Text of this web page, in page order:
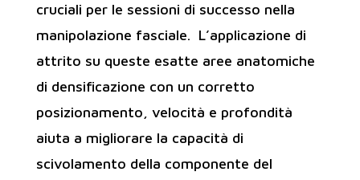
cruciali per le sessioni di successo nella
manipolazione fasciale. L’applicazione di
attrito su queste esatte aree anatomiche
di densificazione con un corretto
posizionamento, velocità e profondità
aiuta a migliorare la capacità di
scivolamento della componente del